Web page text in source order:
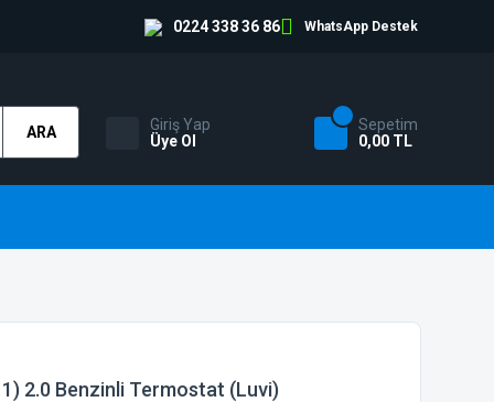
0224 338 36 86 WhatsApp Destek
ARA
Giriş Yap
Üye Ol
Sepetim
0,00 TL
2.0 Benzinli Termostat (Luvi)